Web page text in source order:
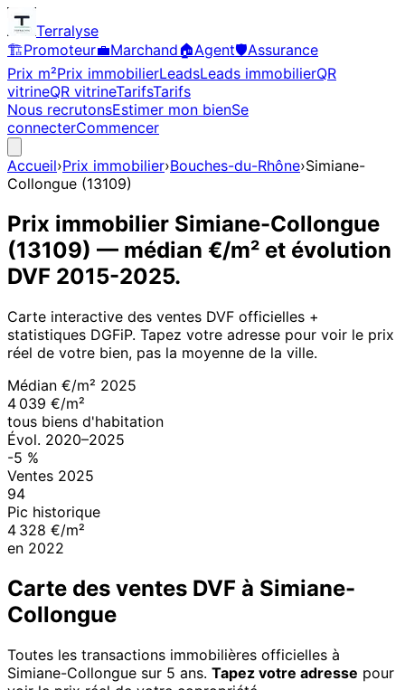
Terralyse
🏗️Promoteur💼Marchand🏠Agent🛡️Assurance
Prix m²Prix immobilierLeadsLeads immobilierQR
vitrineQR vitrineTarifsTarifs
Nous recrutonsEstimer mon bienSe
connecterCommencer
Accueil›Prix immobilier›Bouches-du-Rhône›Simiane-
Collongue (13109)
Prix immobilier Simiane-Collongue
(13109) — médian €/m² et évolution
DVF 2015-2025.
Carte interactive des ventes DVF officielles +
statistiques DGFiP. Tapez votre adresse pour voir le prix
réel de votre bien, pas la moyenne de la ville.
Médian €/m² 2025
4 039 €/m²
tous biens d'habitation
Évol. 2020–2025
-5 %
Ventes 2025
94
Pic historique
4 328 €/m²
en 2022
Carte des ventes DVF à Simiane-
Collongue
Toutes les transactions immobilières officielles à
Simiane-Collongue sur 5 ans. Tapez votre adresse pour